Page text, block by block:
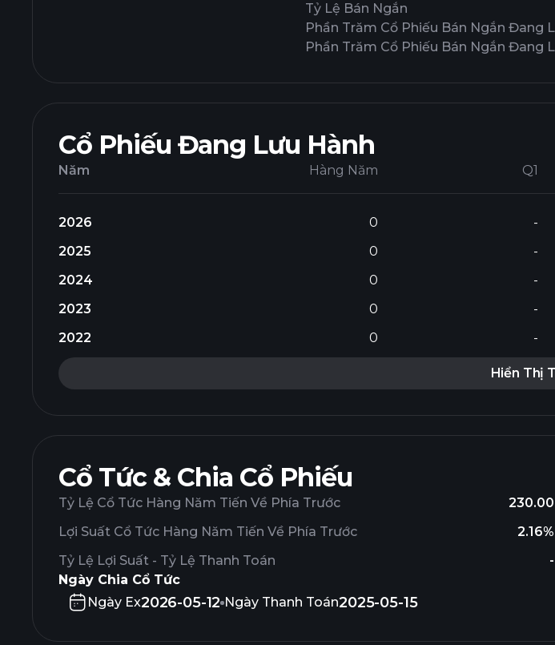
Tỷ Lệ Bán Ngắn
Phần Trăm Cổ Phiếu Bán Ngắn Đang
Phần Trăm Cổ Phiếu Bán Ngắn Đang
Cổ Phiếu Đang Lưu Hành
Năm Hàng Năm Q1
2026 0 -
2025
0 -
2024
0 -
2023
0 -
2022
0 -
Hiển Thị
Cổ Tức & Chia Cổ Phiếu
Tỷ Lệ Cổ Tức Hàng Năm Tiến Về Phía Trước
230.00
Lợi Suất Cổ Tức Hàng Năm Tiến Về Phía Trước
2.16%
Tỷ Lệ Lợi Suất - Tỷ Lệ Thanh Toán
-
Ngày Chia Cổ Tức
Ngày Ex2026-05-12 Ngày Thanh Toán2025-05-15